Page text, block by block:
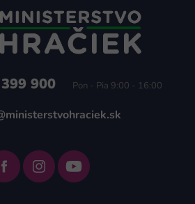
900
Pon - Pia 9:00 - 16:00